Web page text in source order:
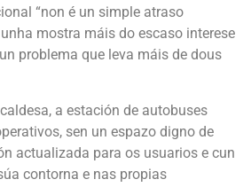
“non é un simple atraso
mostra máis do escaso interese
problema que leva máis de dous
a estación de autobuses
sen un espazo digno de
actualizada para os usuarios e cun
contorna e nas propias